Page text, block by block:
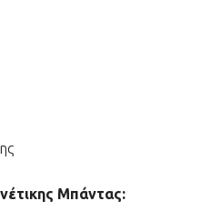
Μπάντας: